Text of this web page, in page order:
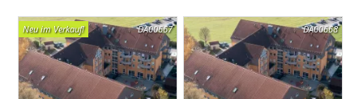
DA00667
Neu im Verkauf! DA00668